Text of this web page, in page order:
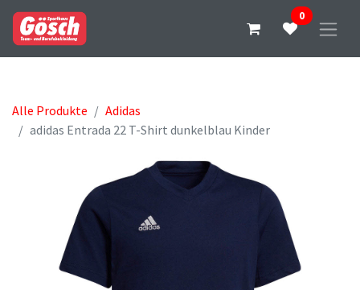
0
Alle Produkte
Adidas
adidas Entrada 22 T-Shirt dunkelblau Kinder